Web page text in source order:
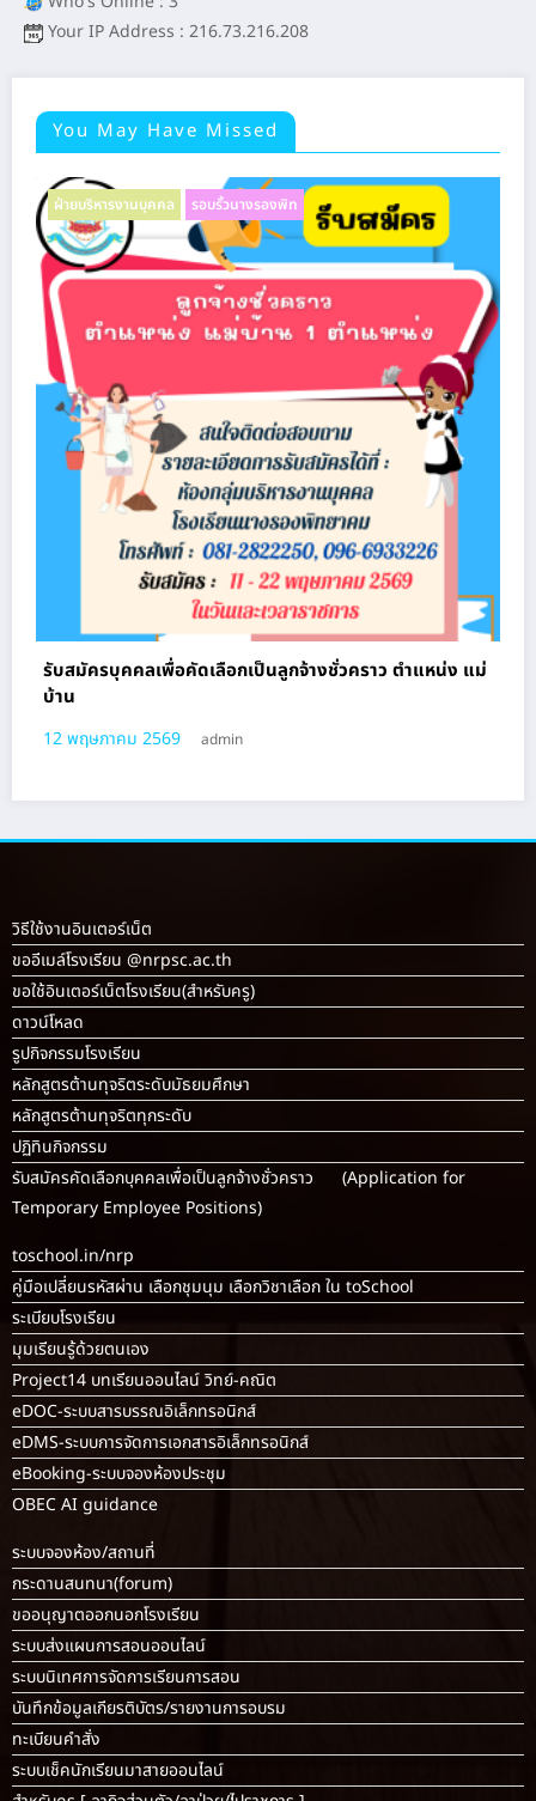
Your IP Address : 216.73.216.208
You May Have Missed
ฝ่ายบริหารงานบุคคล รอบรั้วนางรองพิท
รับสมัครบุคคลเพื่อคัดเลือกเป็นลูกจ้างชั่วคราว ตําแหน่ง แม่
บ้าน
12 พฤษภาคม 2569 admin
วิธีใช้งานอินเตอร์เน็ต
ขออีเมล์โรงเรียน @nrpsc.ac.th
ขอใช้อินเตอร์เน็ตโรงเรียน(สำหรับครู)
ดาวน์โหลด
รูปกิจกรรมโรงเรียน
หลักสูตรต้านทุจริตระดับมัธยมศึกษา
หลักสูตรต้านทุจริตทุกระดับ
ปฏิทินกิจกรรม
รับสมัครคัดเลือกบุคคลเพื่อเป็นลูกจ้างชั่วคราว (Application for
Temporary Employee Positions)
toschool.in/nrp
คู่มือเปลี่ยนรหัสผ่าน เลือกชุมนุม เลือกวิชาเลือก ใน toSchool
ระเบียบโรงเรียน
มุมเรียนรู้ด้วยตนเอง
Project14 บทเรียนออนไลน์ วิทย์-คณิต
eDOC-ระบบสารบรรณอิเล็กทรอนิกส์
eDMS-ระบบการจัดการเอกสารอิเล็กทรอนิกส์
eBooking-ระบบจองห้องประชุม
OBEC AI guidance
ระบบจองห้อง/สถานที่
กระดานสนทนา(forum)
ขออนุญาตออกนอกโรงเรียน
ระบบส่งแผนการสอนออนไลน์
ระบบนิเทศการจัดการเรียนการสอน
บันทึกข้อมูลเกียรติบัตร/รายงานการอบรม
ทะเบียนคำสั่ง
ระบบเช็คนักเรียนมาสายออนไลน์